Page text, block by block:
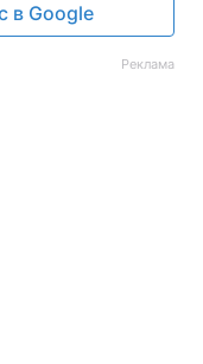
в Google
Реклама